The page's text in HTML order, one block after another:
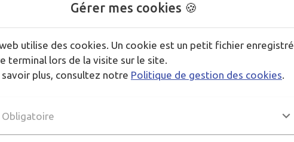
Gérer mes cookies 🍪
utilise des cookies. Un cookie est un petit fichier enregistré
terminal lors de la visite sur le site.
savoir plus, consultez notre Politique de gestion des cookies.
Obligatoire